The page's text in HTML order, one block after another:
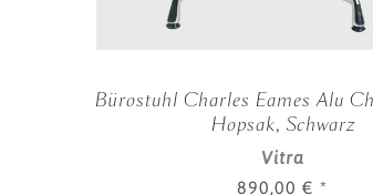
Bürostuhl Charles Eames Alu
Hopsak, Schwarz
Vitra
890,00 €*